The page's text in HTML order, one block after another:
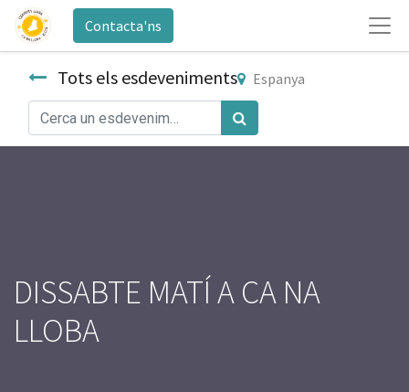
Contacta'ns
Tots els esdeveniments Espanya
DISSABTE MATÍ A CA NA
LLOBA